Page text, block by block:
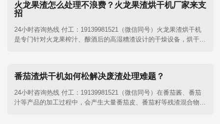
火龙果渣怎么处理不浪费？火龙果渣烘干机厂家来支
招
24小时咨询热线 付工：19139981521（微信同号）火龙果渣烘干机​
是专门针对火龙果榨汁、酿酒后的高湿糟渣设计的干燥设备，烘干后
番茄渣烘干机如何松解决废渣处理难题？
24小时咨询热线 付工：19139981521（微信同号）在番茄酱、番茄
汁等产品的加工过程中，会产生大量番茄皮、番茄籽等残渣混合物。